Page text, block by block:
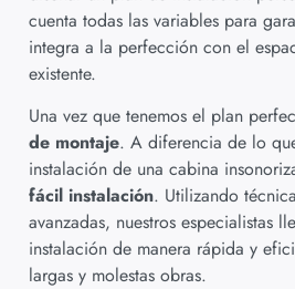
cuenta todas las variables para
integra a la perfección con el
existente.
Una vez que tenemos el plan
de montaje. A diferencia de lo
instalación de una cabina
fácil instalación. Utilizando
avanzadas, nuestros especialistas
instalación de manera rápida y
largas y molestas obras.